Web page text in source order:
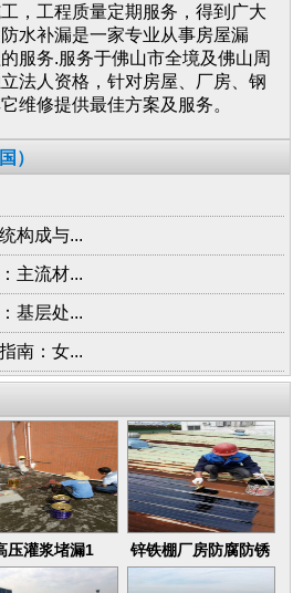
，工程质量定期服务，得到广大
水补漏是一家专业从事房屋漏
服务.服务于佛山市全境及佛山周
法人资格，针对房屋、厂房、钢
维修提供最佳方案及服务。
）
构成与...
主流材...
基层处...
南：女...
压灌浆堵漏1
锌铁棚厂房防腐防锈
16